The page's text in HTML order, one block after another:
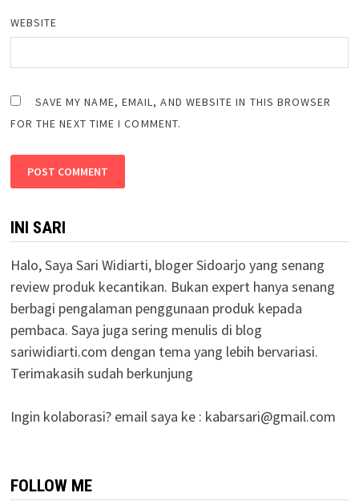
WEBSITE
SAVE MY NAME, EMAIL, AND WEBSITE IN THIS BROWSER
FOR THE NEXT TIME I COMMENT.
INI SARI
Halo, Saya Sari Widiarti, bloger Sidoarjo yang senang
review produk kecantikan. Bukan expert hanya senang
berbagi pengalaman penggunaan produk kepada
pembaca. Saya juga sering menulis di blog
sariwidiarti.com dengan tema yang lebih bervariasi.
Terimakasih sudah berkunjung
Ingin kolaborasi? email saya ke : kabarsari@gmail.com
FOLLOW ME